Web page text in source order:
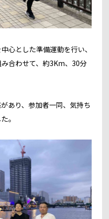
心とした準備運動を行い、
合わせて、約3Km、30分
あり、参加者一同、気持ち
。